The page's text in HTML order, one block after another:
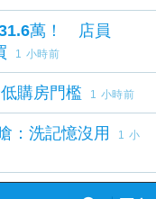
萬！ 店員
1 小時前
新規降低購房門檻 1 小時前
：洗記憶沒用
1 小